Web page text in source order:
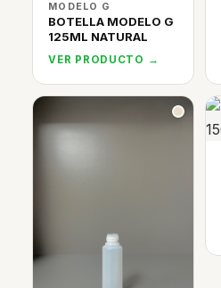
MODELO G
BOTELLA MODELO G
125ML NATURAL
VER PRODUCTO →